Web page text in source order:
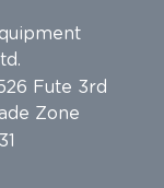
Fute 3rd
Zone